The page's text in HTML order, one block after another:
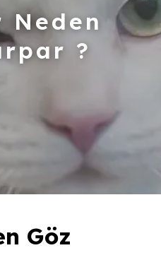
Neden
?
Göz